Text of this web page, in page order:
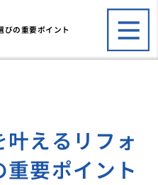
びの重要ポイント
えるリフォ
要ポイント